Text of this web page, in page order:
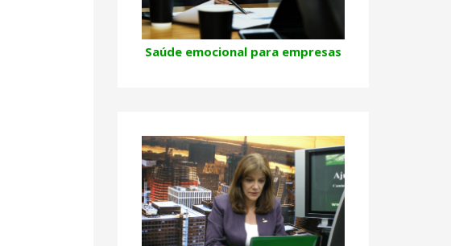
Saúde emocional para empresas